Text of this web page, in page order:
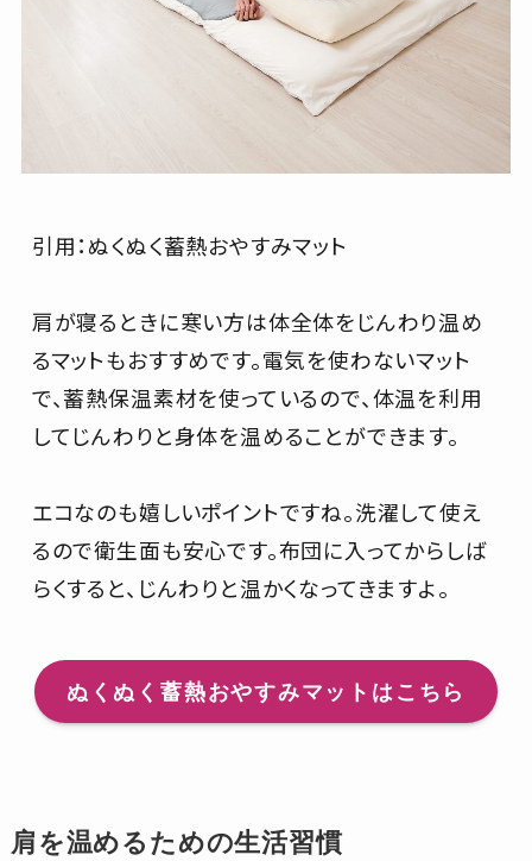
引用：ぬくぬく蓄熱おやすみマット
肩が寝るときに寒い方は体全体をじんわり温め
るマットもおすすめです。電気を使わないマット
で、蓄熱保温素材を使っているので、体温を利用
してじんわりと身体を温めることができます。
エコなのも嬉しいポイントですね。洗濯して使え
るので衛生面も安心です。布団に入ってからしば
らくすると、じんわりと温かくなってきますよ。
ぬくぬく蓄熱おやすみマットはこちら
肩を温めるための生活習慣